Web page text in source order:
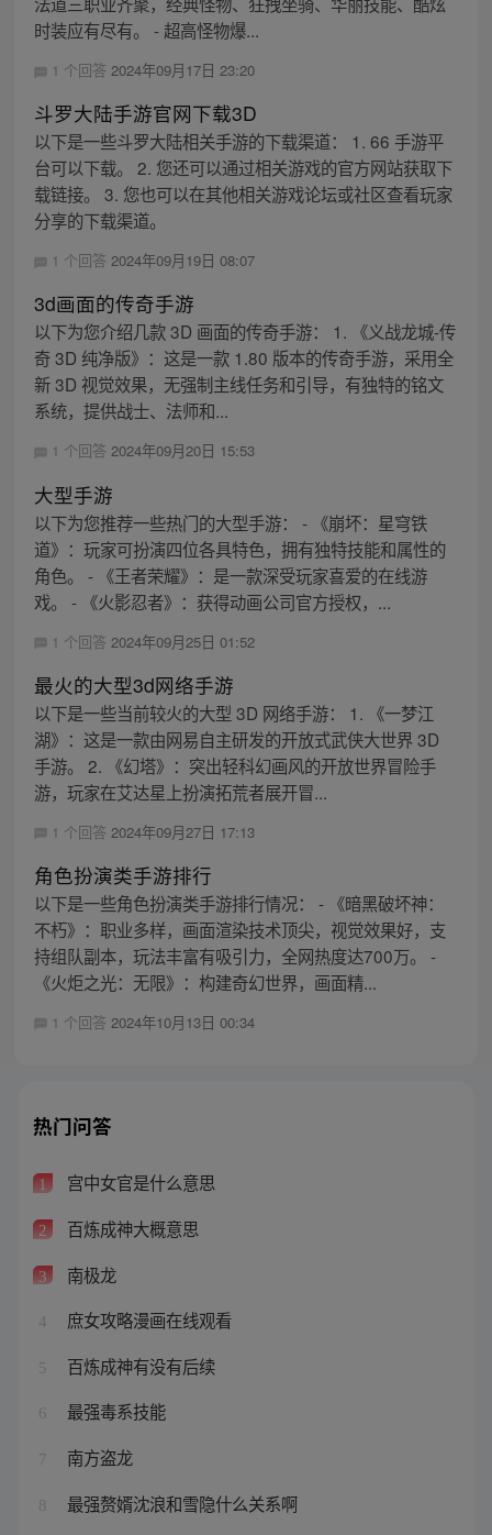
时装应有尽有。 - 超高怪物爆...
1 个回答 2024年09月17日 23:20
斗罗大陆手游官网下载3D
以下是一些斗罗大陆相关手游的下载渠道： 1. 66 手游平
台可以下载。 2. 您还可以通过相关游戏的官方网站获取下
载链接。 3. 您也可以在其他相关游戏论坛或社区查看玩家
分享的下载渠道。
1 个回答 2024年09月19日 08:07
3d画面的传奇手游
以下为您介绍几款 3D 画面的传奇手游： 1. 《义战龙城-传
奇 3D 纯净版》：这是一款 1.80 版本的传奇手游，采用全
新 3D 视觉效果，无强制主线任务和引导，有独特的铭文
系统，提供战士、法师和...
1 个回答 2024年09月20日 15:53
大型手游
以下为您推荐一些热门的大型手游： - 《崩坏：星穹铁
道》：玩家可扮演四位各具特色，拥有独特技能和属性的
角色。 - 《王者荣耀》：是一款深受玩家喜爱的在线游
戏。 - 《火影忍者》：获得动画公司官方授权，...
1 个回答 2024年09月25日 01:52
最火的大型3d网络手游
以下是一些当前较火的大型 3D 网络手游： 1. 《一梦江
湖》：这是一款由网易自主研发的开放式武侠大世界 3D
手游。 2. 《幻塔》：突出轻科幻画风的开放世界冒险手
游，玩家在艾达星上扮演拓荒者展开冒...
1 个回答 2024年09月27日 17:13
角色扮演类手游排行
以下是一些角色扮演类手游排行情况： - 《暗黑破坏神：
不朽》：职业多样，画面渲染技术顶尖，视觉效果好，支
持组队副本，玩法丰富有吸引力，全网热度达700万。 -
《火炬之光：无限》：构建奇幻世界，画面精...
1 个回答 2024年10月13日 00:34
热门问答
1 宫中女官是什么意思
2 百炼成神大概意思
3 南极龙
4 庶女攻略漫画在线观看
5 百炼成神有没有后续
6 最强毒系技能
7 南方盗龙
8 最强赘婿沈浪和雪隐什么关系啊